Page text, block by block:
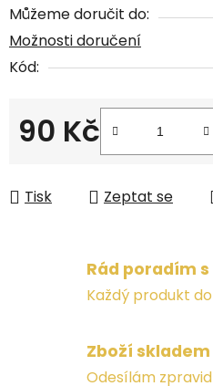
Můžeme doručit do:
Možnosti doručení
Kód:
90 Kč
Měrná cena:
Tisk Zeptat se
Rád poradím
Každý produkt
Zboží skladem
Odesílám